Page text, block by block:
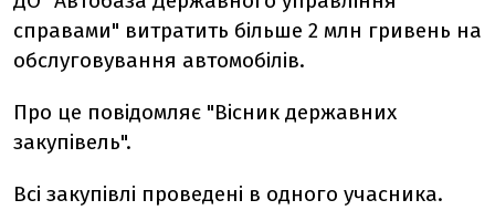
справами" витратить більше 2 млн гривень на
обслуговування автомобілів.
Про це повідомляє "Вісник державних
закупівель".
Всі закупівлі проведені в одного учасника.